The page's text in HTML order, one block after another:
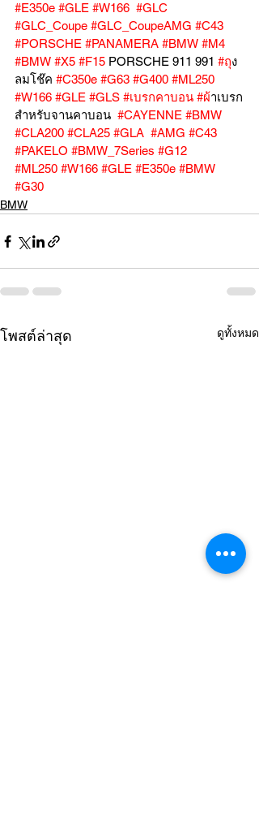
#E350e #GLE #W166 #GLC
#GLC_Coupe #GLC_CoupeAMG #C43
#PORSCHE #PANAMERA #BMW #M4
#BMW #X5 #F15 PORSCHE 911 991 #ถุง
ลมโช๊ค #C350e #G63 #G400 #ML250
#W166 #GLE #GLS #เบรกคาบอน #ผ้าเบรก
สำหรับจานคาบอน #CAYENNE #BMW
#CLA200 #CLA25 #GLA #AMG #C43
#PAKELO #BMW_7Series #G12
#ML250 #W166 #GLE #E350e #BMW
#G30
BMW
โพสต์ล่าสุด ดูทั้งหมด